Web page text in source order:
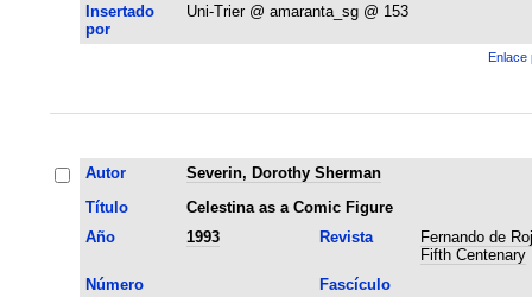
Insertado
por
Uni-Trier @ amaranta_sg @ 153
Enlace
Autor
Severin, Dorothy Sherman
Título
Celestina as a Comic Figure
Año
1993 Revista
Fernando de
Fifth Centenary
Número
Fascículo